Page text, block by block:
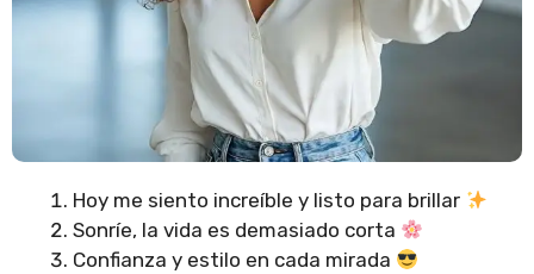
Hoy me siento increíble y listo para brillar
Sonríe, la vida es demasiado corta
Confianza y estilo en cada mirada